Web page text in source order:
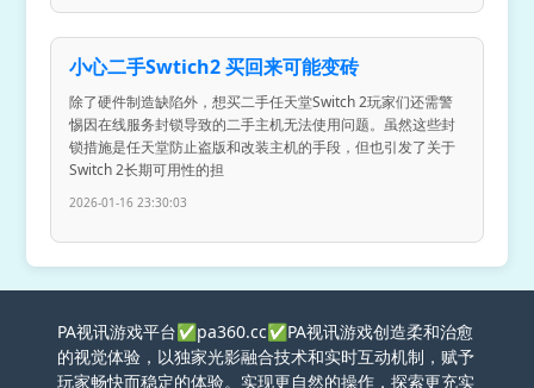
小心二手Swtich2 买回来可能变砖
除了硬件制造缺陷外，想买二手任天堂Switch 2玩家们还需警
惕因在线服务封锁导致的二手主机无法使用问题。虽然这些封
锁措施是任天堂防止盗版和改装主机的手段，但也引发了关于
Switch 2长期可用性的担
2026-01-16 23:30:03
PA视讯游戏平台✅pa360.cc✅PA视讯游戏创造柔和治愈
的视觉体验，以独家光影融合技术和实时互动机制，赋予
玩家畅快而稳定的体验。实现更自然的操作，探索更充实